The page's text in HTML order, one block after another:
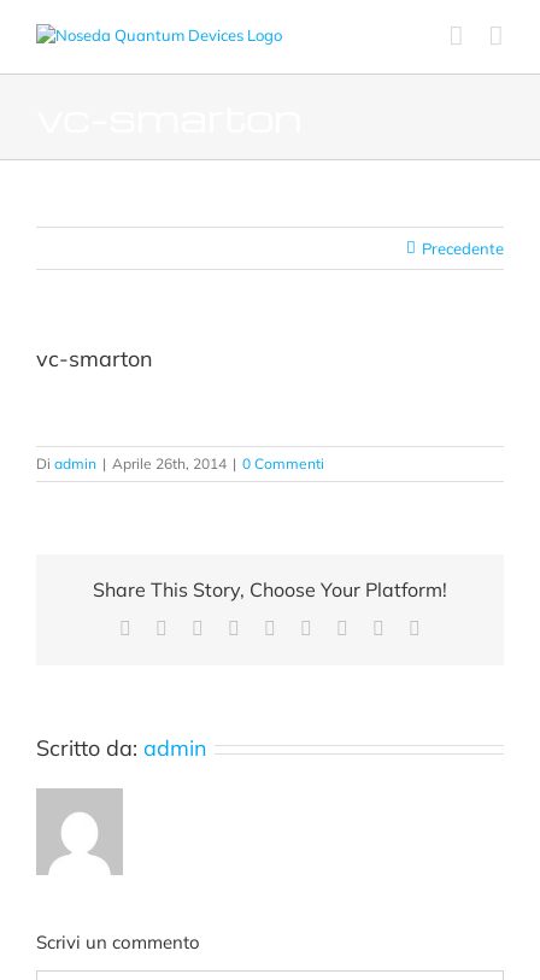
Precedente
vc-smarton
Di admin | Aprile 26th, 2014 | 0 Commenti
Share This Story, Choose Your Platform!
Facebook Reddit LinkedInWhatsApp
TumblrPinterest
Scritto da: admin
Scrivi un commento